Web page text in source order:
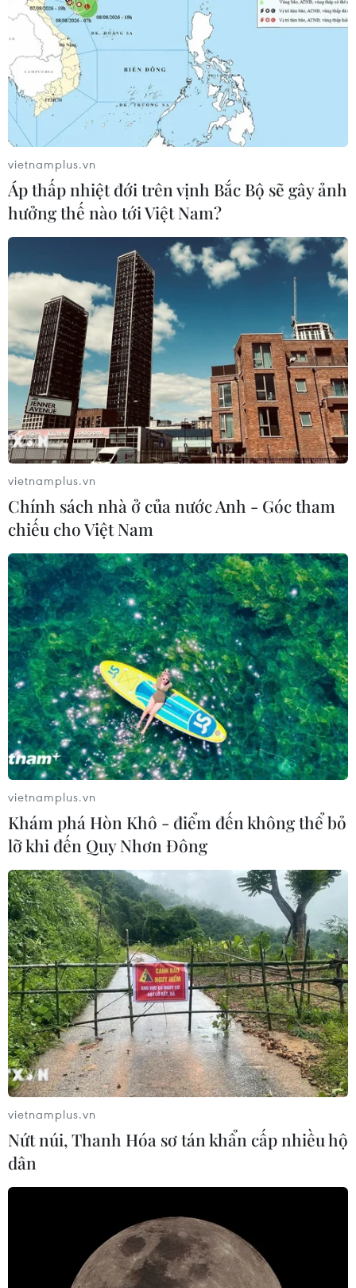
vietnamplus.vn
Áp thấp nhiệt đới trên vịnh Bắc Bộ sẽ gây ảnh
hưởng thế nào tới Việt Nam?
vietnamplus.vn
Chính sách nhà ở của nước Anh - Góc tham
chiếu cho Việt Nam
vietnamplus.vn
Khám phá Hòn Khô - điểm đến không thể bỏ
lỡ khi đến Quy Nhơn Đông
vietnamplus.vn
Nứt núi, Thanh Hóa sơ tán khẩn cấp nhiều hộ
dân